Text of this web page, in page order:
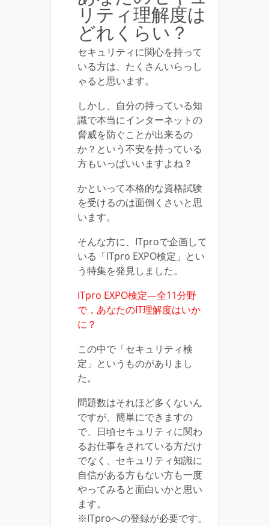
リティ理解度は
どれくらい？
セキュリティに関心を持って
いる方は、たくさんいらっし
ゃると思います。
しかし、自分の持っている知
識で本当にインターネットの
脅威を防ぐことが出来るの
か？という不安を持っている
方もいっぱいいますよね？
かといって本格的な資格試験
を受けるのは面倒くさいと思
います。
そんな方に、ITproで企画して
いる「ITpro EXPO検定」とい
う特集を発見しました。
ITpro EXPO検定—全11分野
で，あなたのIT理解度はいか
に？
この中で「セキュリティ検
定」というものがありまし
た。
問題数はそれほど多くないん
ですが、簡単にできますの
で、日頃セキュリティに関わ
るお仕事をされている方だけ
でなく、セキュリティ知識に
自信がある方もない方も一度
やってみると面白いかと思い
ます。
※ITproへの登録が必要です。